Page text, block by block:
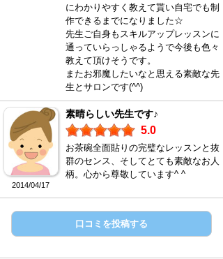
にわかりやすく教えて貰い自宅でも制
作できるまでになりました☆
先生ご自身もスキルアップレッスンに
通っていらっしゃるようで今後も色々
教えて頂けそうです。
またお邪魔したいなと思える素敵な先
生とサロンです(^^)
2014/04/17
素晴らしい先生です♪
5.0
お茶碗全面貼りの完璧なレッスンと抜
群のセンス、そしてとても素敵なお人
柄。心から尊敬しています^ ^
口コミを投稿する